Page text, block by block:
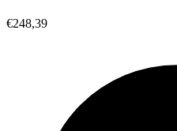
€248,39